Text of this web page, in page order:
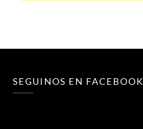
SEGUINOS EN FACEBOOK